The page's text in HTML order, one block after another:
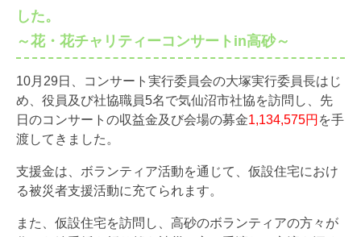
した。
～花・花チャリティーコンサートin高砂～
10月29日、コンサート実行委員会の大塚実行委員長はじ
め、役員及び社協職員5名で気仙沼市社協を訪問し、先
日のコンサートの収益金及び会場の募金1,134,575円 を手
渡してきました。
支援金は、ボランティア活動を通じて、仮設住宅におけ
る被災者支援活動に充てられます。
また、仮設住宅を訪問し、高砂のボランティアの方々が